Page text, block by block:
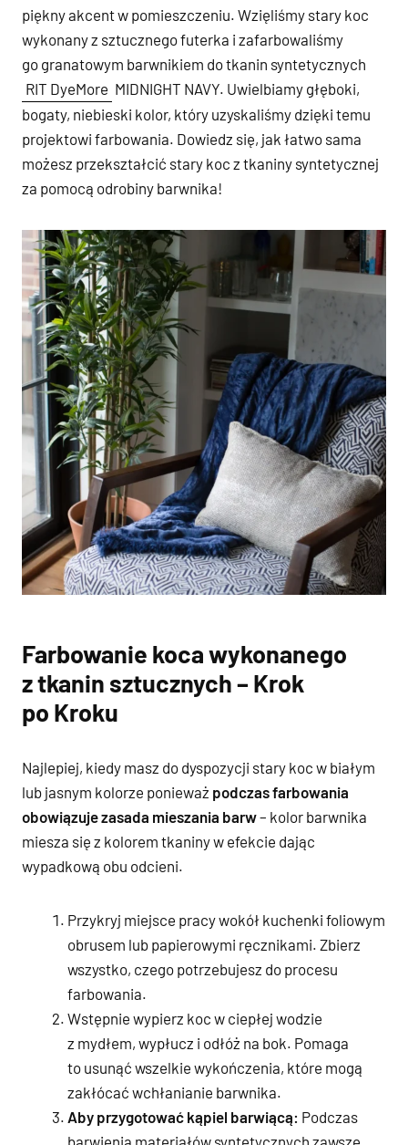
piękny akcent w pomieszczeniu. Wzięliśmy stary koc
wykonany z sztucznego futerka i zafarbowaliśmy
go granatowym barwnikiem do tkanin syntetycznych
RIT DyeMore MIDNIGHT NAVY. Uwielbiamy głęboki,
bogaty, niebieski kolor, który uzyskaliśmy dzięki temu
projektowi farbowania. Dowiedz się, jak łatwo sama
możesz przekształcić stary koc z tkaniny syntetycznej
za pomocą odrobiny barwnika!
Farbowanie koca wykonanego
z tkanin sztucznych – Krok
po Kroku
Najlepiej, kiedy masz do dyspozycji stary koc w białym
lub jasnym kolorze ponieważ podczas farbowania
obowiązuje zasada mieszania barw– kolor barwnika
miesza się z kolorem tkaniny w efekcie dając
wypadkową obu odcieni.
Przykryj miejsce pracy wokół kuchenki foliowym
obrusem lub papierowymi ręcznikami. Zbierz
wszystko, czego potrzebujesz do procesu
farbowania.
Wstępnie wypierz koc w ciepłej wodzie
z mydłem, wypłucz i odłóż na bok. Pomaga
to usunąć wszelkie wykończenia, które mogą
zakłócać wchłanianie barwnika.
Aby przygotować kąpiel barwiącą: Podczas
barwienia materiałów syntetycznych zawsze